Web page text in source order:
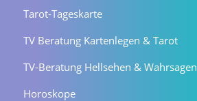
Tarot-Tageskarte
TV Beratung Kartenlegen & Tarot
TV-Beratung Hellsehen & Wahrsagen
Horoskope